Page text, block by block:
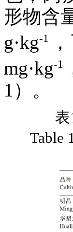
形物含
g·kg-1
mg·kg-1
1）。
Table